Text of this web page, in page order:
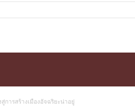
ารสร้างเมืองอัจฉริยะน่าอยู่